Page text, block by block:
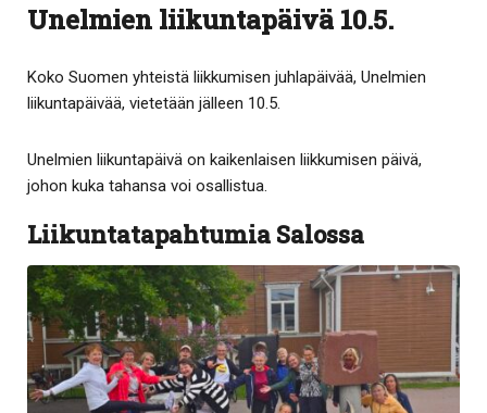
Unelmien liikuntapäivä 10.5.
Koko Suomen yhteistä liikkumisen juhlapäivää, Unelmien
liikuntapäivää, vietetään jälleen 10.5.
Unelmien liikuntapäivä on kaikenlaisen liikkumisen päivä,
johon kuka tahansa voi osallistua.
Liikuntatapahtumia Salossa